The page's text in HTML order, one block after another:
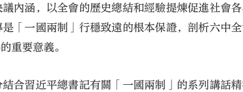
內涵，以全會的歷史總結和經驗提煉促進社會
「一國兩制」行穩致遠的根本保證，剖析六中
重要意義。
合習近平總書記有關「一國兩制」的系列講話